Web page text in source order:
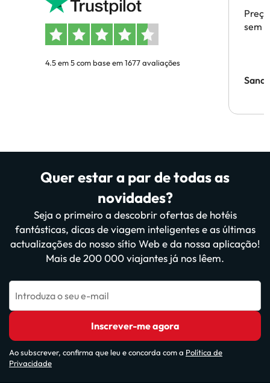
4.5 em 5 com base em 1677 avaliações
sem
Quer estar a par de todas as
novidades?
Seja o primeiro a descobrir ofertas de hotéis
fantásticas, dicas de viagem inteligentes e as últimas
actualizações do nosso sítio Web e da nossa aplicação!
Mais de 200 000 viajantes já nos lêem.
Introduza o seu e-mail
Inscrever-me agora
Ao subscrever, confirma que leu e concorda com a Política de
Privacidade